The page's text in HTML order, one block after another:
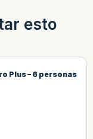
esto
Plus – 6 personas